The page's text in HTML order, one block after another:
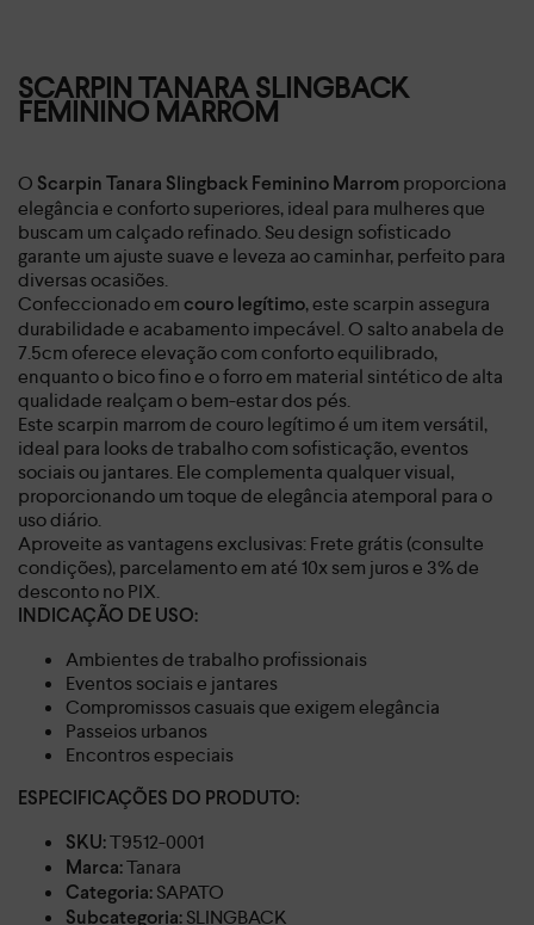
SCARPIN TANARA SLINGBACK
FEMININO MARROM
O Scarpin Tanara Slingback Feminino Marrom proporciona
elegância e conforto superiores, ideal para mulheres que
buscam um calçado refinado. Seu design sofisticado
garante um ajuste suave e leveza ao caminhar, perfeito para
diversas ocasiões.
Confeccionado em couro legítimo, este scarpin assegura
durabilidade e acabamento impecável. O salto anabela de
7.5cm oferece elevação com conforto equilibrado,
enquanto o bico fino e o forro em material sintético de alta
qualidade realçam o bem-estar dos pés.
Este scarpin marrom de couro legítimo é um item versátil,
ideal para looks de trabalho com sofisticação, eventos
sociais ou jantares. Ele complementa qualquer visual,
proporcionando um toque de elegância atemporal para o
uso diário.
Aproveite as vantagens exclusivas: Frete grátis (consulte
condições), parcelamento em até 10x sem juros e 3% de
desconto no PIX.
INDICAÇÃO DE USO:
Ambientes de trabalho profissionais
Eventos sociais e jantares
Compromissos casuais que exigem elegância
Passeios urbanos
Encontros especiais
ESPECIFICAÇÕES DO PRODUTO:
SKU: T9512-0001
Marca: Tanara
Categoria: SAPATO
Subcategoria: SLINGBACK